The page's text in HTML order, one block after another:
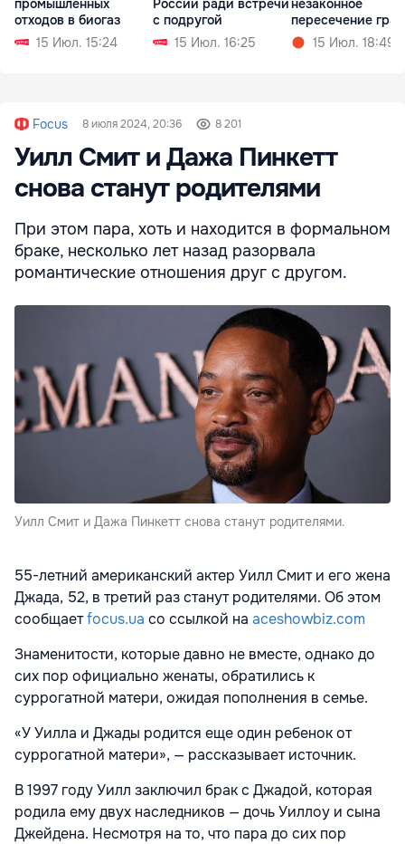
промышленных
отходов в биогаз
15 Июл. 15:24
России ради встречи
с подругой
15 Июл. 16:25
незаконное
пересечение
15 Июл. 18:49
Focus 8 июля 2024, 20:36 8 201
Уилл Смит и Дажа Пинкетт
снова станут родителями
При этом пара, хоть и находится в формальном
браке, несколько лет назад разорвала
романтические отношения друг с другом.
Уилл Смит и Дажа Пинкетт снова станут родителями.
55-летний американский актер Уилл Смит и его жена
Джада, 52, в третий раз станут родителями. Об этом
сообщаетfocus.ua со ссылкой на aceshowbiz.com
Знаменитости, которые давно не вместе, однако до
сих пор официально женаты, обратились к
суррогатной матери, ожидая пополнения в семье.
«У Уилла и Джады родится еще один ребенок от
суррогатной матери», — рассказывает источник.
В 1997 году Уилл заключил брак с Джадой, которая
родила ему двух наследников — дочь Уиллоу и сына
Джейдена. Несмотря на то, что пара до сих пор